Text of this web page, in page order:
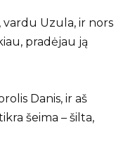
vardu Uzula, ir nors
pradėjau ją
Danis, ir aš
šeima – šilta,